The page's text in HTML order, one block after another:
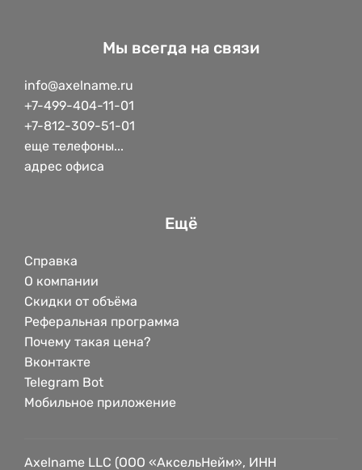
Мы всегда на связи
info@axelname.ru
+7-499-404-11-01
+7-812-309-51-01
еще телефоны...
адрес офиса
Ещё
Справка
О компании
Скидки от объёма
Реферальная программа
Почему такая цена?
Вконтакте
Telegram Bot
Мобильное приложение
Axelname LLC (ООО «АксельНейм», ИНН